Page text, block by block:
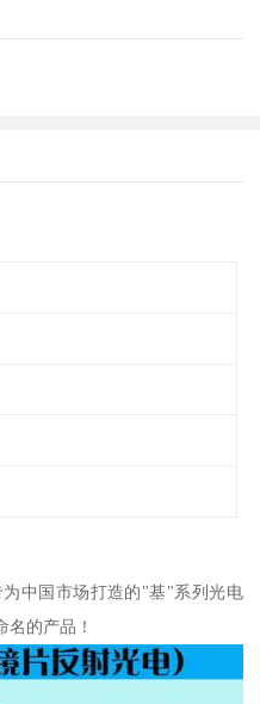
中国市场打造的"基"系列光电
的产品！